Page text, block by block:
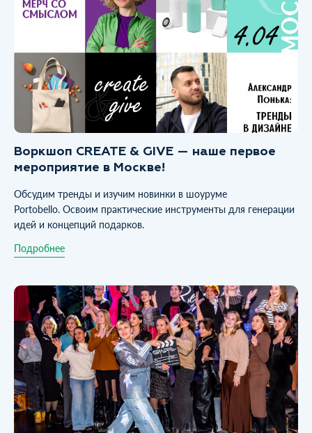
Воркшоп CREATE & GIVE — наше первое
мероприятие в Москве!
Обсудим тренды и изучим новинки в шоуруме
Portobello. Освоим практические инструменты для генерации
идей и концепций подарков.
Подробнее